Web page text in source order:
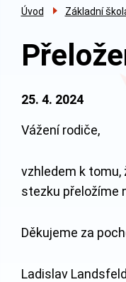
Úvod Základní
25. 4. 2024
Vážení rodiče,
vzhledem k tomu,
stezku přeložíme
Děkujeme za
Ladislav Landsfeld